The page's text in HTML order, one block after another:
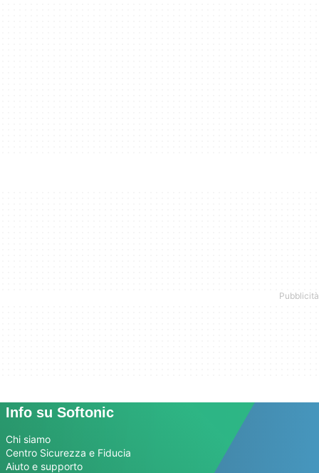
Info su Softonic
Chi siamo
Centro Sicurezza e Fiducia
Aiuto e supporto